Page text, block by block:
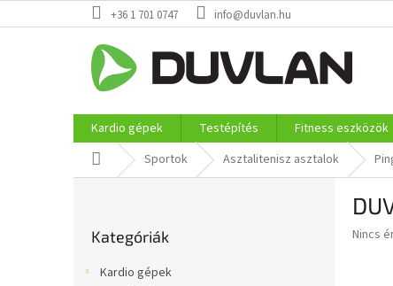
a
+36 1 701 0747 info@duvlan.hu
Kardio gépek Testépítés Fitness eszközök
KezdőlapSportok Asztalitenisz asztalok
átugrása
Kategóriák
Kardio gépek
A
Nincs